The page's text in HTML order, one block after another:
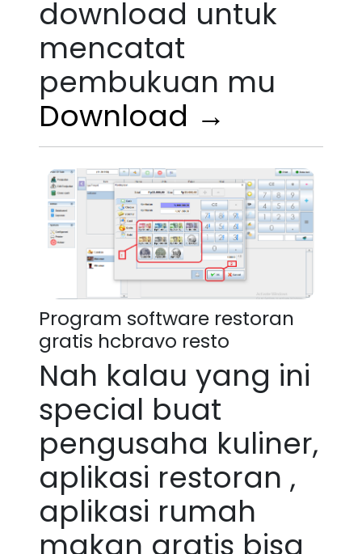
download untuk
mencatat
pembukuan mu
Download →
Program software restoran
gratis hcbravo resto
Nah kalau yang ini
special buat
pengusaha kuliner,
aplikasi restoran ,
aplikasi rumah
makan gratis bisa